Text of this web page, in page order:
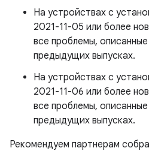
На устройствах с
2021-11-05 или более
все проблемы,
предыдущих выпусках.
На устройствах с
2021-11-06 или более
все проблемы,
предыдущих выпусках.
Рекомендуем партнерам